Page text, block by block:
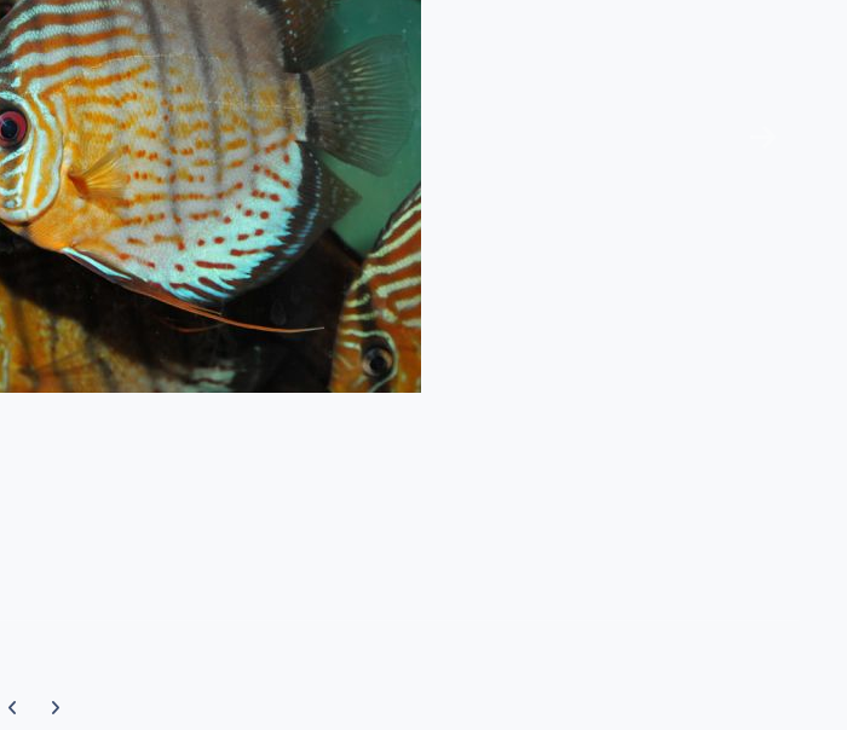
Previous carousel slide
Next carousel slide